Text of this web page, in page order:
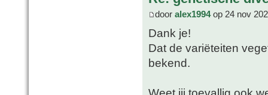
door alex1994op 24 nov
Dank je!
Dat de variëteiten
bekend.